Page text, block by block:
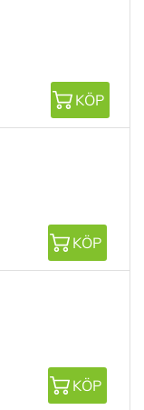
KÖP
KÖP
KÖP